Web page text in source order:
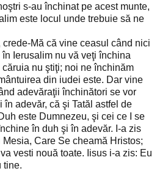
s-au închinat pe acest munte,
este locul unde trebuie să ne
Mă că vine ceasul când nici
Ierusalim nu vă veţi închina
nu ştiţi; noi ne închinăm
din iudei este. Dar vine
adevăraţii închinători se vor
adevăr, că şi Tatăl astfel de
este Dumnezeu, şi cei ce I se
în duh şi în adevăr. I-a zis
Care Se cheamă Hristos;
vesti nouă toate. Iisus i-a zis: Eu
tine.